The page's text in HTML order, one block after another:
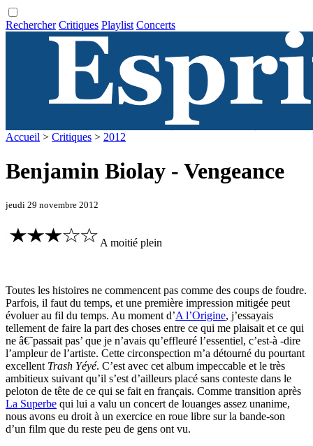
Rechercher Critiques Playlist Concerts
Accueil > Critiques > 2012
Benjamin Biolay - Vengeance
jeudi 29 novembre 2012
A moitié plein
Toutes les histoires ne commencent pas comme des coups de foudre.
Parfois, il faut du temps, et une première impression mitigée peut
évoluer au fil du temps. Au moment d’A l’Origine, j’essayais
tellement de faire la part des choses entre ce qui me plaisait et ce qui
ne â€˜passait pas’ que je n’avais qu’effleuré l’essentiel, c’est-à -dire
l’ampleur de l’artiste. Cette circonspection m’a détourné du pourtant
excellent Trash Yéyé. C’est avec cet album impeccable et le très
ambitieux suivant qu’il s’est d’ailleurs placé sans conteste dans le
peloton de tête de ce qui se fait en français. Comme transition après
La Superbe qui lui a valu un concert de louanges assez unanime,
nous avons eu droit à un exercice en roue libre sur la bande-son
d’un film que du reste peu de gens ont vu.